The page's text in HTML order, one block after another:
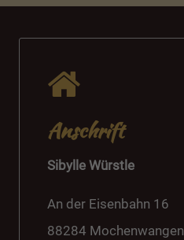
Anschrift
Sibylle Würstle
An der Eisenbahn 16
88284 Mochenwangen